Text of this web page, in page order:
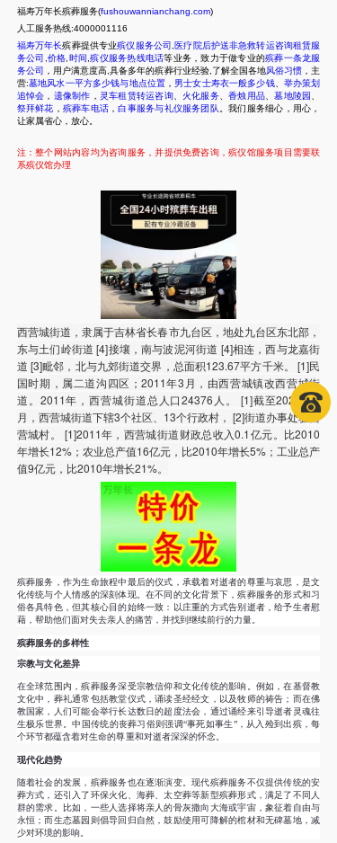
福寿万年长殡葬服务(fushouwannianchang.com)
人工服务热线:4000001116
福寿万年长殡葬提供专业殡仪服务公司 医疗院后护送非急救转运咨询租赁服
务公司 价格 时间 殡仪服务热线电话等业务，致力于做专业的殡葬一条龙服
务公司
，用户满意度高,具备多年的殡葬行业经验,了解全国各地风俗习惯 ，主
营:墓地风水一平方多少钱与地点位置 ， 男士女士寿衣一般多少钱、 举办策划
追悼会 ， 遗像制作 ， 灵车租赁转运咨询、 火化服务、香烛用品 、墓地陵园
祭拜鲜花 ， 殡葬车电话 ，白事服务与礼仪服务团队
。我们服务细心，用心，
让家属省心，放心。
注：整个网站内容均为咨询服务，并提供免费咨询，殡仪馆服务项目需要联
系殡仪馆办理
西营城街道，隶属于吉林省长春市九台区，地处九台区东北部，
东与土们岭街道 [4]接壤，南与波泥河街道 [4]相连，西与龙嘉街
道 [3]毗邻，北与九郊街道交界，总面积123.67平方千米。 [1]民
国时期，属二道沟四区；2011年3月，由西营城镇改西营城街
道。2011年，西营城街道总人口24376人。 [1]截至2020年6
月，西营城街道下辖3个社区、13个行政村， [2]街道办事处驻西
营城村。 [1]2011年，西营城街道财政总收入0.1亿元。比2010
年增长12%；农业总产值16亿元，比2010年增长5%；工业总产
值9亿元，比2010年增长21%。
殡葬服务，作为生命旅程中最后的仪式，承载着对逝者的尊重与哀思，是文
化传统与个人情感的深刻体现。在不同的文化背景下，殡葬服务的形式和习
俗各具特色，但其核心目的始终一致：以庄重的方式告别逝者，给予生者慰
藉，帮助他们面对失去亲人的痛苦，并找到继续前行的力量。
殡葬服务的多样性
宗教与文化差异
在全球范围内，殡葬服务深受宗教信仰和文化传统的影响。例如，在基督教
文化中，葬礼通常包括教堂仪式，诵读圣经经文，以及牧师的祷告；而在佛
教国家，人们可能会举行长达数日的超度法会，通过诵经来引导逝者灵魂往
生极乐世界。中国传统的丧葬习俗则强调“事死如事生”，从入殓到出殡，每
个环节都蕴含着对生命的尊重和对逝者深深的怀念。
现代化趋势
随着社会的发展，殡葬服务也在逐渐演变。现代殡葬服务不仅提供传统的安
葬方式，还引入了环保火化、海葬、太空葬等新型殡葬形式，满足了不同人
群的需求。比如，一些人选择将亲人的骨灰撒向大海或宇宙，象征着自由与
永恒；而生态墓园则倡导回归自然，鼓励使用可降解的棺材和无碑墓地，减
少对环境的影响。